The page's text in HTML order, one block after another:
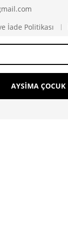
İade Politikası
AYSİMA ÇOCUK